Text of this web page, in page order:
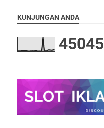
KUNJUNGAN ANDA
45045